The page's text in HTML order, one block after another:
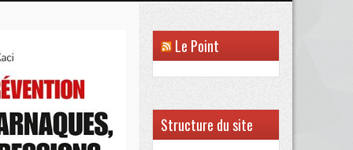
Le Point
Structure du site